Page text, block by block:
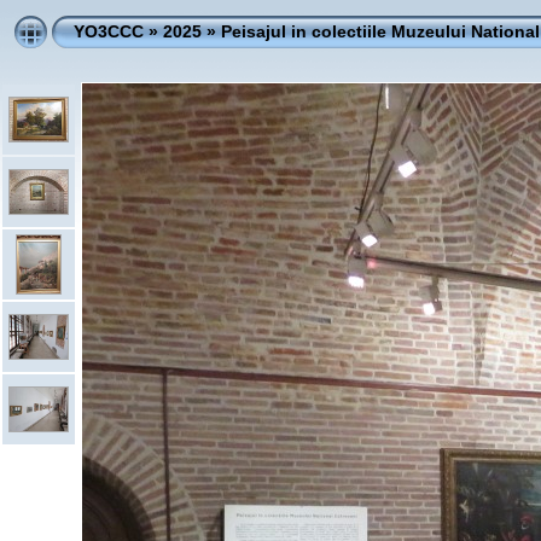
YO3CCC»2025»Peisajul in colectiile Muzeului